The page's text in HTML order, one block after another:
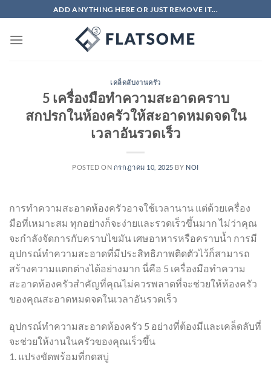
ไป
ADD ANYTHING HERE OR JUST REMOVE IT...
เคล็ดลับงานครัว
5 เครื่องมือทำความสะอาดคราบ
สกปรกในห้องครัวให้สะอาดหมดจดใน
เวลาอันรวดเร็ว
POSTED ON กรกฎาคม 10, 2025 BY NOI
การทำความสะอาดห้องครัวอาจใช้เวลานาน แต่ด้วยเครื่อง
มือที่เหมาะสม ทุกอย่างก็จะง่ายและรวดเร็วขึ้นมาก ไม่ว่าคุณ
จะกำลังจัดการกับคราบไขมัน เศษอาหารหรือคราบน้ำ การมี
อุปกรณ์ทำความสะอาดที่มีประสิทธิภาพติดตัวไว้ก็สามารถ
สร้างความแตกต่างได้อย่างมาก นี่คือ 5 เครื่องมือทำความ
สะอาดห้องครัวสำคัญที่คุณไม่ควรพลาดที่จะช่วยให้ห้องครัว
ของคุณสะอาดหมดจดในเวลาอันรวดเร็ว
อุปกรณ์ทำความสะอาดห้องครัว 5 อย่างที่ต้องมีและเคล็ดลับที่
จะช่วยให้งานในครัวของคุณเร็วขึ้น
1. แปรงขัดพร้อมที่กดสบู่